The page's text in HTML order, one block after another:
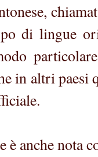
di lingue
in altri paesi
è anche nota